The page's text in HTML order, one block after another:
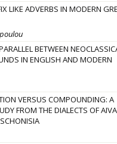
LIKE ADVERBS IN MODERN
BETWEEN
IN ENGLISH AND MODERN
VERSUS COMPOUNDING: A
FROM THE DIALECTS OF